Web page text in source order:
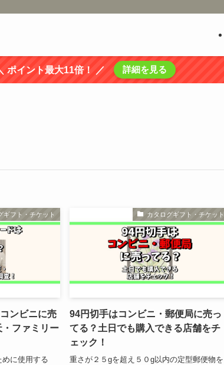
ポイント最大11倍！ ／ 詳細を見る
ギフト・チケット
ンビニに売
ファミリー
に使用する
カタログギフト・チケット
94円切手はコンビニ・郵便局に売っ
てる？土日でも購入できる店舗をチ
ェック！
重さが２５gを超え５０g以内の定型郵便物を